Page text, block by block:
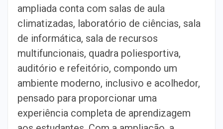
ampliada conta com salas de aula
climatizadas, laboratório de ciências, sala
de informática, sala de recursos
multifuncionais, quadra poliesportiva,
auditório e refeitório, compondo um
ambiente moderno, inclusivo e acolhedor,
pensado para proporcionar uma
experiência completa de aprendizagem